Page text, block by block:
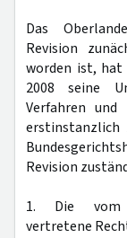
Das
Revision
worden ist, hat
2008 seine
Verfahren
erstinstanzlich
Revision
1. Die vom
vertretene